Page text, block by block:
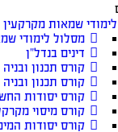
לימודי שמאות מקרקעין
מסלול לימודי
דינים בנדל”ן
קורס תכנון ובניה
קורס תכנון ובניה
קורס יסודות
קורס מיסוי
קורס יסודות